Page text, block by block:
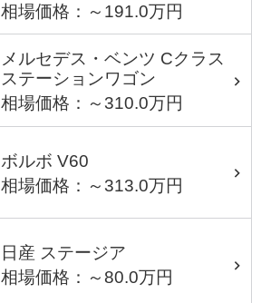
相場価格：～191.0万円
メルセデス・ベンツ Cクラス
ステーションワゴン
相場価格：～310.0万円
ボルボ V60
相場価格：～313.0万円
日産 ステージア
相場価格：～80.0万円